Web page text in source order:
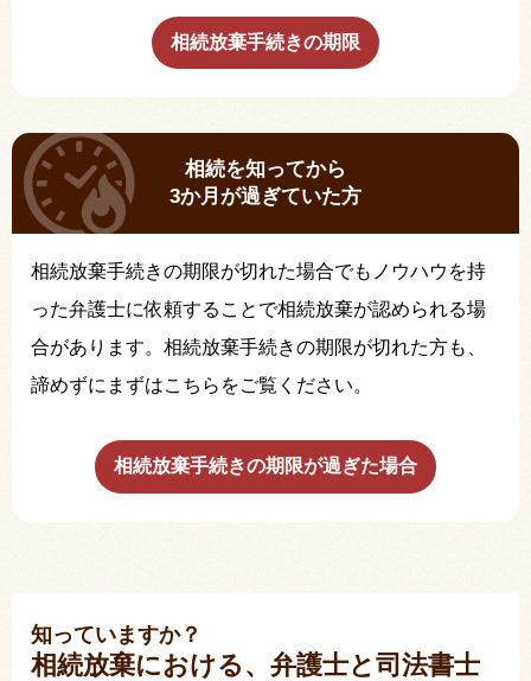
相続放棄手続きの期限
相続を知ってから
3か月が過ぎていた方
相続放棄手続きの期限が切れた場合でもノウハウを持
った弁護士に依頼することで相続放棄が認められる場
合があります。相続放棄手続きの期限が切れた方も、
諦めずにまずはこちらをご覧ください。
相続放棄手続きの期限が過ぎた場合
知っていますか？
相続放棄における、弁護士と司法書士